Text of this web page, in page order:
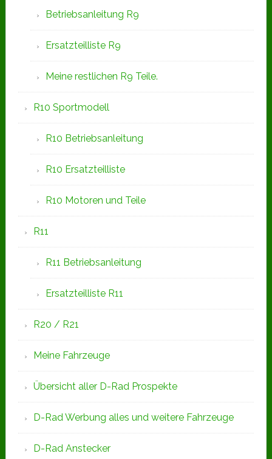
Betriebsanleitung R9
Ersatzteilliste R9
Meine restlichen R9 Teile.
R10 Sportmodell
R10 Betriebsanleitung
R10 Ersatzteilliste
R10 Motoren und Teile
R11
R11 Betriebsanleitung
Ersatzteilliste R11
R20 / R21
Meine Fahrzeuge
Übersicht aller D-Rad Prospekte
D-Rad Werbung alles und weitere Fahrzeuge
D-Rad Anstecker